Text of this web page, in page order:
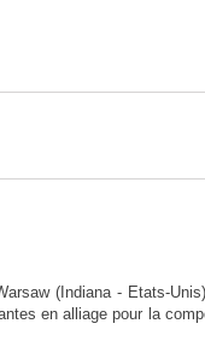
(Indiana - Etats-
en alliage pour la